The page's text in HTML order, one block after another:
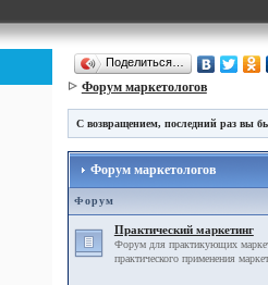
Поделиться…
Форум маркетологов
С возвращением, последний раз вы
Форум маркетологов
Форум
Практический маркетинг
Форум для практикующих
практического применения